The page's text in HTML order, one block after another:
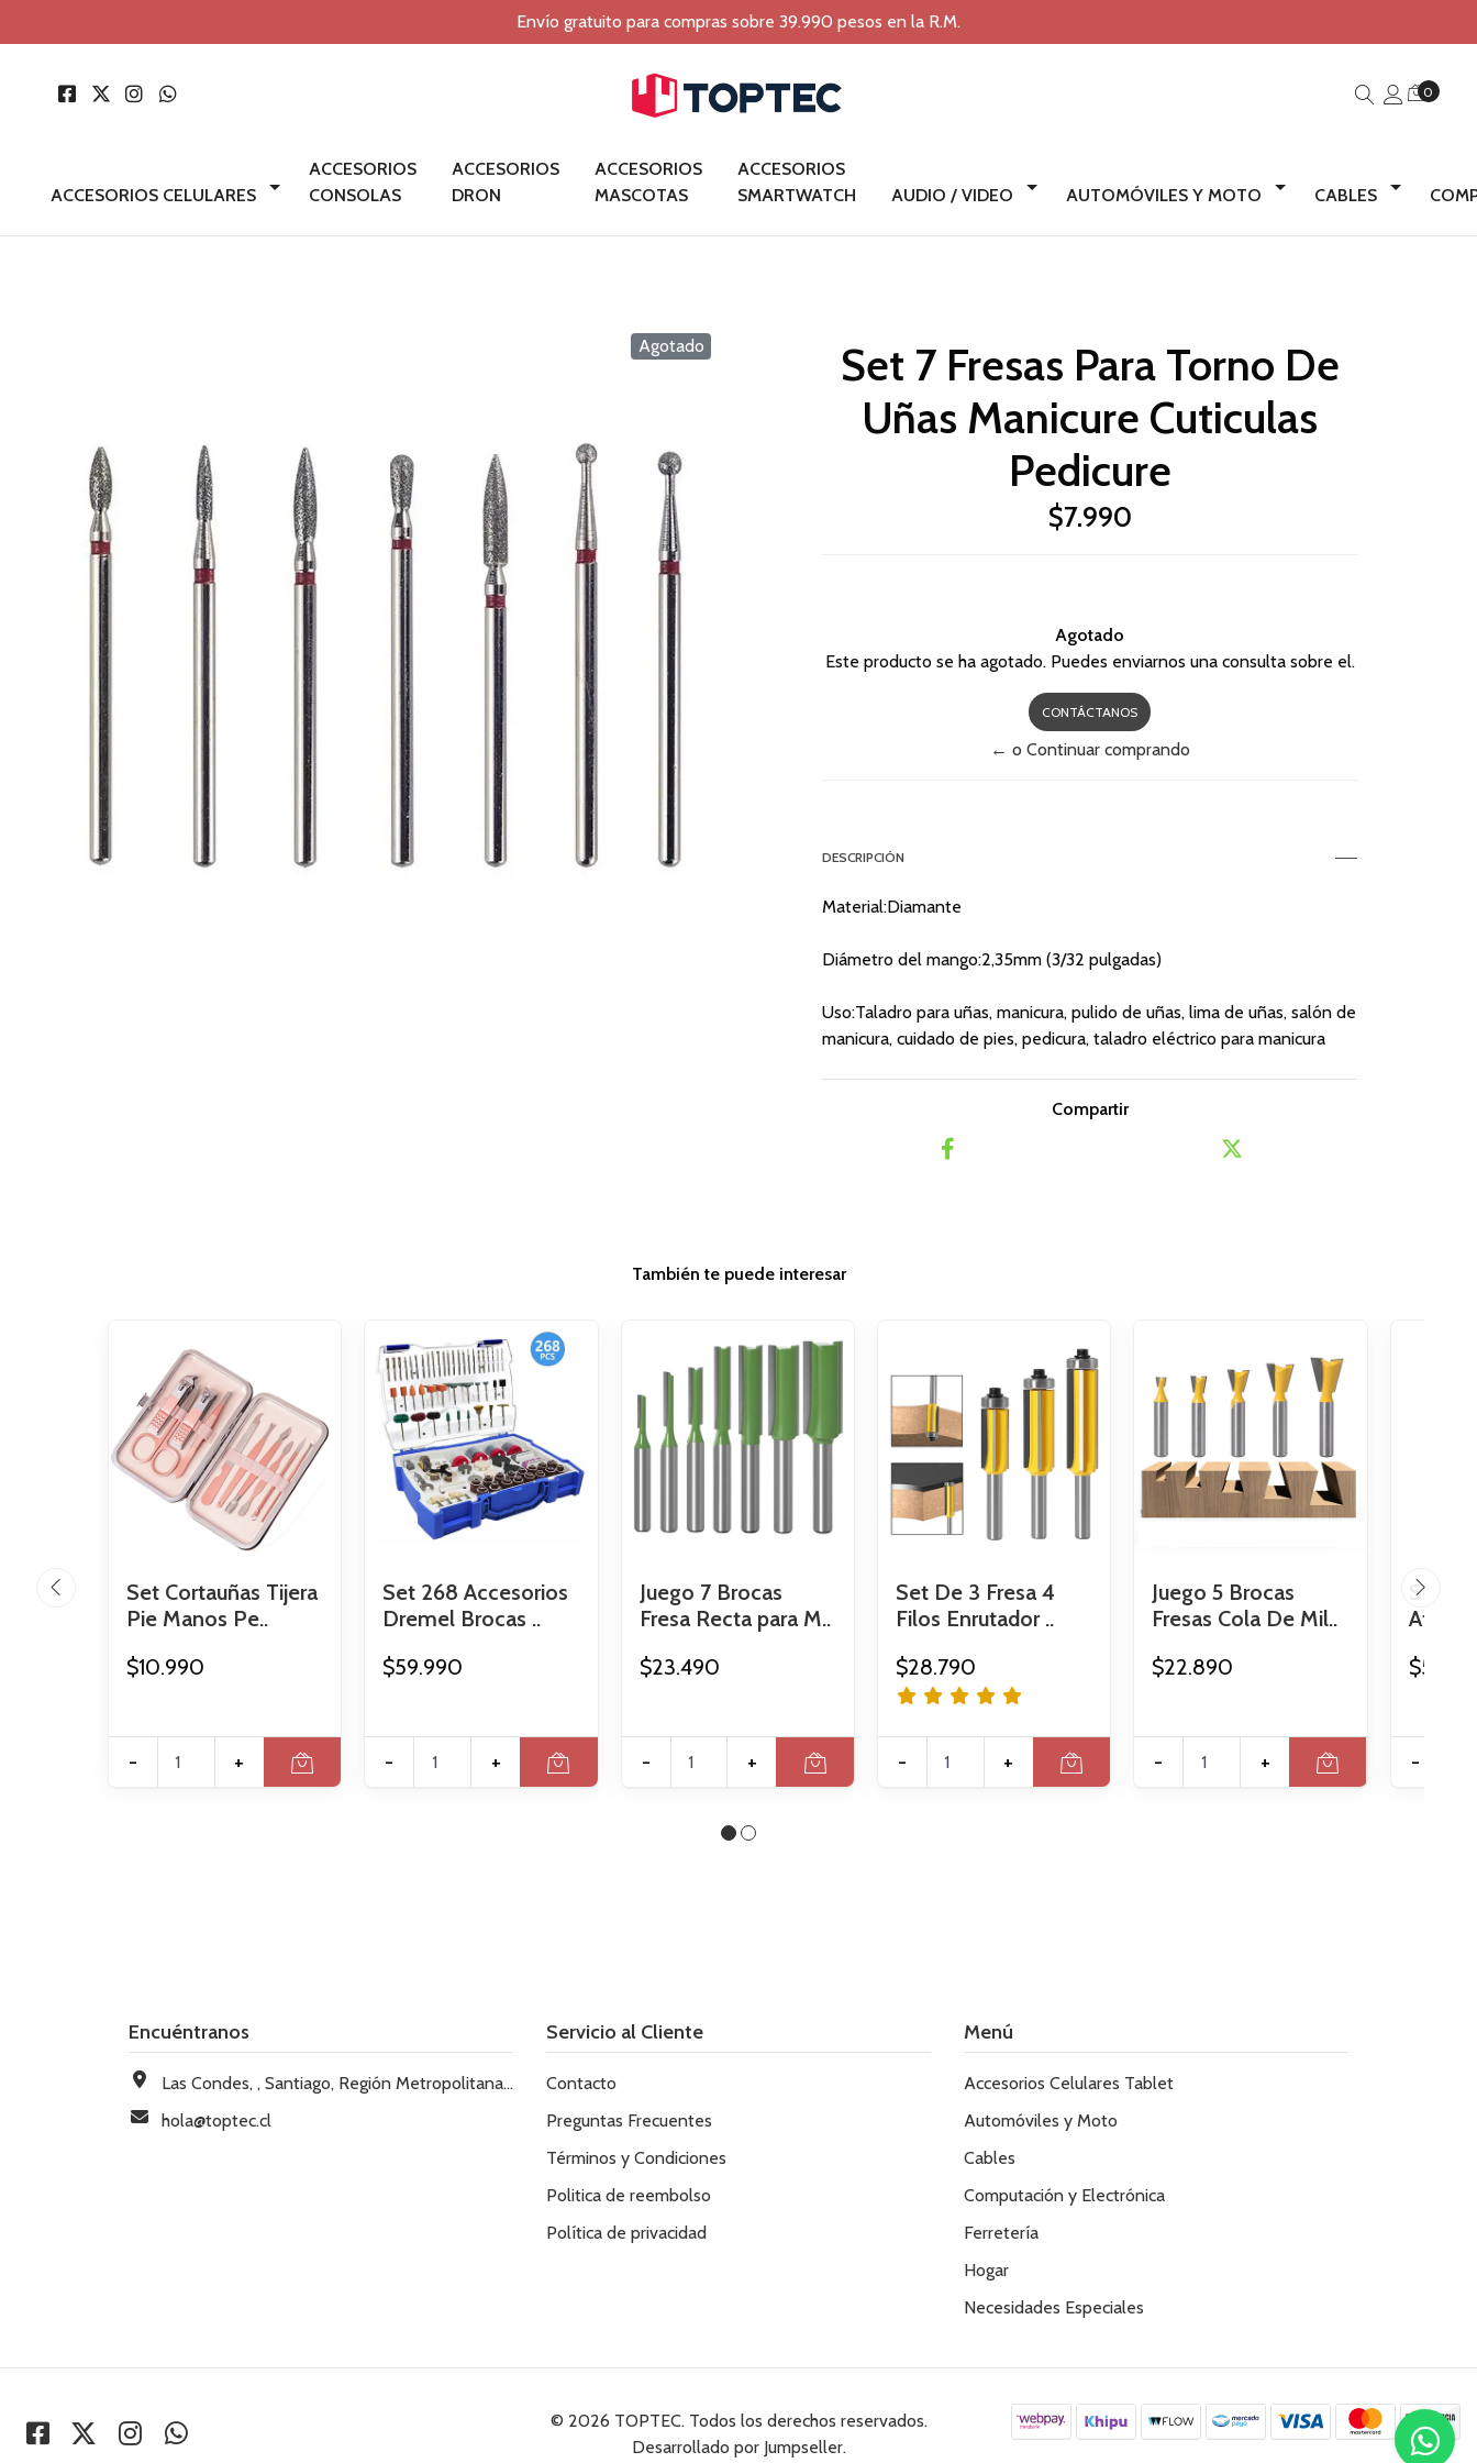
Envío gratuito para compras sobre 39.990 pesos en la R.M.
0
ACCESORIOS CELULARES
ACCESORIOS
CONSOLAS
ACCESORIOS
DRON
ACCESORIOS
MASCOTAS
ACCESORIOS
SMARTWATCH
AUDIO / VIDEO AUTOMÓVILES Y MOTO CABLES
Agotado
Set 7 Fresas Para Torno De
Uñas Manicure Cuticulas
Pedicure
$7.990
Agotado
Este producto se ha agotado. Puedes enviarnos una consulta sobre el.
CONTÁCTANOS
← o Continuar comprando
DESCRIPCIÓN
Material:Diamante
Diámetro del mango:2,35mm (3/32 pulgadas)
Uso:Taladro para uñas, manicura, pulido de uñas, lima de uñas, salón de
manicura, cuidado de pies, pedicura, taladro eléctrico para manicura
Compartir
También te puede interesar
Set Cortauñas Tijera
Pie Manos Pe..
$10.990
- +
Set 268 Accesorios
Dremel Brocas ..
$59.990
- +
Juego 7 Brocas
Fresa Recta para M..
$23.490
- +
Set De 3 Fresa 4
Filos Enrutador ..
$28.790
- +
Juego 5 Brocas
Fresas Cola De Mil..
$22.890
- +
Set 3
$5.990
-
Encuéntranos
Las Condes, , Santiago, Región Metropolitana, Chile
hola@toptec.cl
Servicio al Cliente
Contacto
Preguntas Frecuentes
Términos y Condiciones
Politica de reembolso
Política de privacidad
Menú
Accesorios Celulares Tablet
Automóviles y Moto
Cables
Computación y Electrónica
Ferretería
Hogar
Necesidades Especiales
© 2026 TOPTEC. Todos los derechos reservados.
Desarrollado por Jumpseller.